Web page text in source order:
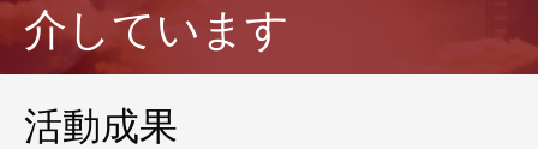
介しています
活動成果